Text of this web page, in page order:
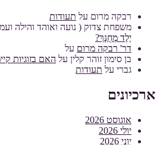
רבקה מרום על תעודות
משפחת צדוק ( נועה ואוהד והילה
יֶלֶד מְחֻנָּךְ?
דר' רבקה מרום על
בן סימון זוהר קלין על האם בזוגיות
גברי על תעודות
ארכיונים
אוגוסט 2026
יולי 2026
יוני 2026